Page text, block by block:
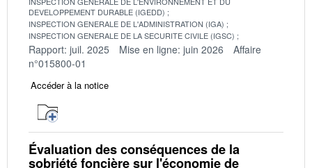
DEVELOPPEMENT DURABLE (IGEDD)
INSPECTION GENERALE DE L'ADMINISTRATION (IGA)
INSPECTION GENERALE DE LA SECURITE CIVILE (IGSC)
Rapport: juil. 2025 Mise en ligne: juin 2026
Affaire
n°015800-01
Accéder à la notice
Évaluation des conséquences de la
sobriété foncière sur l'économie de